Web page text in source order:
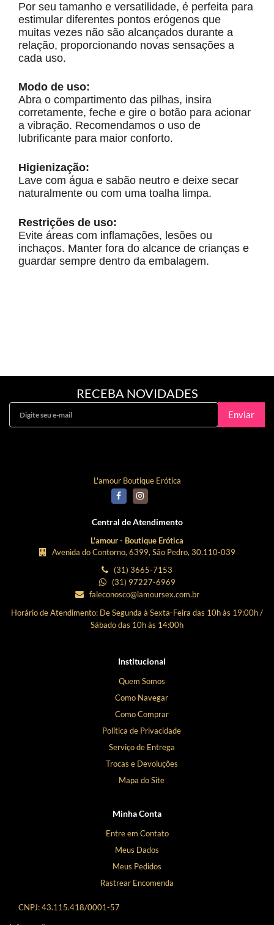
Por seu tamanho e versatilidade, é perfeita para
estimular diferentes pontos erógenos que
muitas vezes não são alcançados durante a
relação, proporcionando novas sensações a
cada uso.
Modo de uso:
Abra o compartimento das pilhas, insira
corretamente, feche e gire o botão para acionar
a vibração. Recomendamos o uso de
lubrificante para maior conforto.
Higienização:
Lave com água e sabão neutro e deixe secar
naturalmente ou com uma toalha limpa.
Restrições de uso:
Evite áreas com inflamações, lesões ou
inchaços. Manter fora do alcance de crianças e
guardar sempre dentro da embalagem.
RECEBA NOVIDADES
Enviar
L'amour Boutique Erótica
Institucional
Quem Somos
Como Navegar
Como Comprar
Política de Privacidade
Serviço de Entrega
Trocas e Devoluções
Mapa do Site
Minha Conta
Entre em Contato
Meus Dados
Meus Pedidos
Rastrear Encomenda
Central de Atendimento
L'amour - Boutique Erótica
Avenida do Contorno, 6399, São Pedro, 30.110-039
(31) 3665-7153
(31) 97227-6969
faleconosco@lamoursex.com.br
Horário de Atendimento: De Segunda à Sexta-Feira das 10h às 19:00h /
Sábado das 10h às 14:00h
CNPJ: 43.115.418/0001-57